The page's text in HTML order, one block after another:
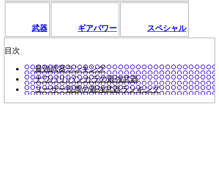
武器 ギアパワー スペシャル
目次
最強武器ランキング
ナワバリ/バンカラの最強武器
ユーザー投票の最強武器ランキング